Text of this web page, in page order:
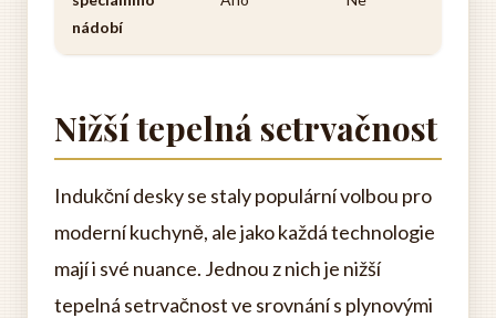
nádobí
Nižší tepelná setrvačnost
Indukční desky se staly populární volbou pro
moderní kuchyně, ale jako každá technologie
mají i své nuance. Jednou z nich je nižší
tepelná setrvačnost ve srovnání s plynovými